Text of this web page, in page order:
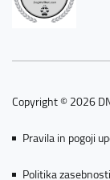
Copyright © 2026
Pravila in pogoji
Politika zasebnosti